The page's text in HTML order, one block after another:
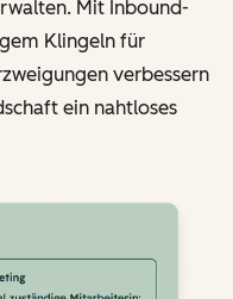
Mit Inbound-
Klingeln für
verbessern
ein nahtloses